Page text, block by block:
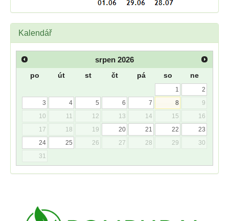
Kalendář
srpen 2026
po út st čt pá so ne
1
2
3
4 5 6 7 8
9
10
11 12 13 14 15
16
17
18 19 20 21 22
23
24
25 26 27 28 29
30
31